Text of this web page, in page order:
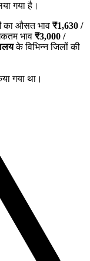
गया है।
का औसत भाव ₹1,630 /
भाव ₹3,000 /
के विभिन्न जिलों की
गया था।